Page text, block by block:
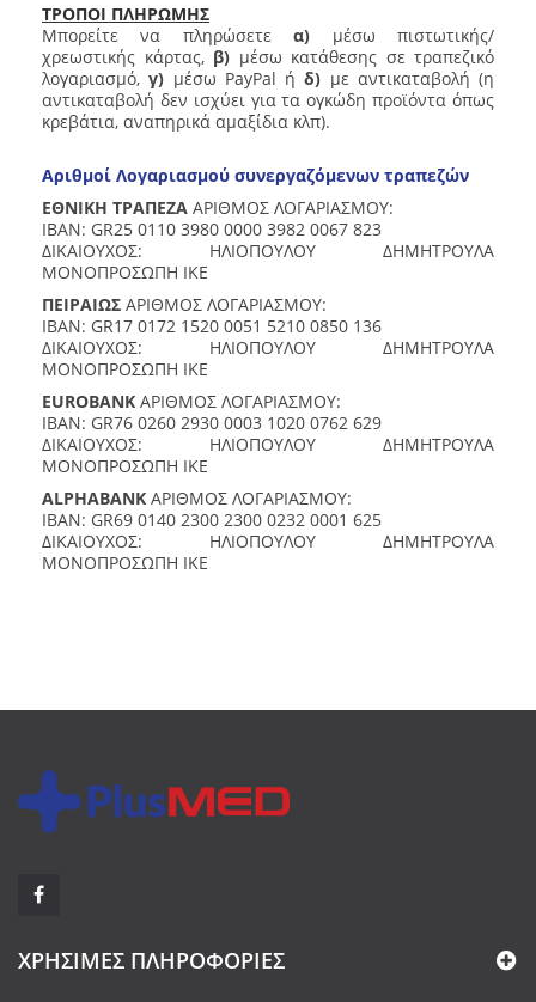
ΤΡΟΠΟΙ ΠΛΗΡΩΜΗΣ
Μπορείτε να πληρώσετεα) μέσω πιστωτικής/
χρεωστικής κάρτας, β) μέσω κατάθεσης σε τραπεζικό
λογαριασμό,γ) μέσω PayPal ήδ) με αντικαταβολή (η
αντικαταβολή δεν ισχύει για τα ογκώδη προϊόντα όπως
κρεβάτια, αναπηρικά αμαξίδια κλπ).
Αριθμοί Λογαριασμού συνεργαζόμενων τραπεζών
ΕΘΝΙΚΗ ΤΡΑΠΕΖΑ ΑΡΙΘΜΟΣ ΛΟΓΑΡΙΑΣΜΟΥ:
IBAN: GR25 0110 3980 0000 3982 0067 823
ΔΙΚΑΙΟΥΧΟΣ: ΗΛΙΟΠΟΥΛΟΥ ΔΗΜΗΤΡΟΥΛΑ
ΜΟΝΟΠΡΟΣΩΠΗ ΙΚΕ
ΠΕΙΡΑΙΩΣ ΑΡΙΘΜΟΣ ΛΟΓΑΡΙΑΣΜΟΥ:
IBAN: GR17 0172 1520 0051 5210 0850 136
ΔΙΚΑΙΟΥΧΟΣ: ΗΛΙΟΠΟΥΛΟΥ ΔΗΜΗΤΡΟΥΛΑ
ΜΟΝΟΠΡΟΣΩΠΗ ΙΚΕ
EUROBANK ΑΡΙΘΜΟΣ ΛΟΓΑΡΙΑΣΜΟΥ:
IBAN: GR76 0260 2930 0003 1020 0762 629
ΔΙΚΑΙΟΥΧΟΣ: ΗΛΙΟΠΟΥΛΟΥ ΔΗΜΗΤΡΟΥΛΑ
ΜΟΝΟΠΡΟΣΩΠΗ ΙΚΕ
ALPHABANK ΑΡΙΘΜΟΣ ΛΟΓΑΡΙΑΣΜΟΥ:
IBAN: GR69 0140 2300 2300 0232 0001 625
ΔΙΚΑΙΟΥΧΟΣ: ΗΛΙΟΠΟΥΛΟΥ ΔΗΜΗΤΡΟΥΛΑ
ΜΟΝΟΠΡΟΣΩΠΗ ΙΚΕ
ΧΡΉΣΙΜΕΣ ΠΛΗΡΟΦΟΡΊΕΣ